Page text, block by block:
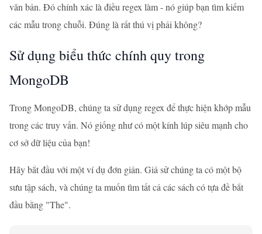
văn bản. Đó chính xác là điều regex làm - nó giúp bạn tìm kiếm
các mẫu trong chuỗi. Đúng là rất thú vị phải không?
Sử dụng biểu thức chính quy trong
MongoDB
Trong MongoDB, chúng ta sử dụng regex để thực hiện khớp mẫu
trong các truy vấn. Nó giống như có một kính lúp siêu mạnh cho
cơ sở dữ liệu của bạn!
Hãy bắt đầu với một ví dụ đơn giản. Giả sử chúng ta có một bộ
sưu tập sách, và chúng ta muốn tìm tất cả các sách có tựa đề bắt
đầu bằng "The".